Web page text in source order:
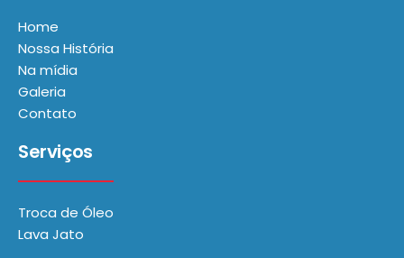
Home
Nossa História
Na mídia
Galeria
Contato
Serviços
Troca de Óleo
Lava Jato